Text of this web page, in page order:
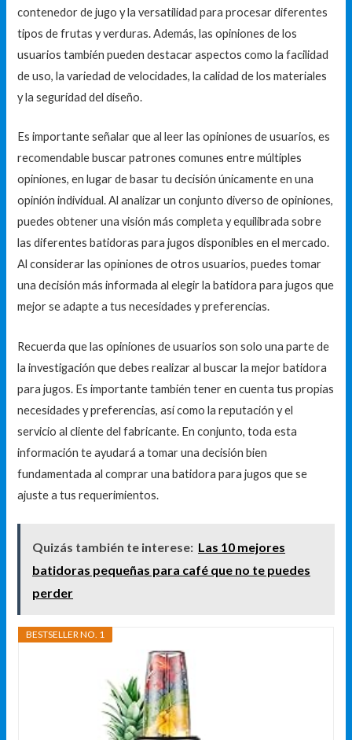
contenedor de jugo y la versatilidad para procesar diferentes
tipos de frutas y verduras. Además, las opiniones de los
usuarios también pueden destacar aspectos como la facilidad
de uso, la variedad de velocidades, la calidad de los materiales
y la seguridad del diseño.
Es importante señalar que al leer las opiniones de usuarios, es
recomendable buscar patrones comunes entre múltiples
opiniones, en lugar de basar tu decisión únicamente en una
opinión individual. Al analizar un conjunto diverso de opiniones,
puedes obtener una visión más completa y equilibrada sobre
las diferentes batidoras para jugos disponibles en el mercado.
Al considerar las opiniones de otros usuarios, puedes tomar
una decisión más informada al elegir la batidora para jugos que
mejor se adapte a tus necesidades y preferencias.
Recuerda que las opiniones de usuarios son solo una parte de
la investigación que debes realizar al buscar la mejor batidora
para jugos. Es importante también tener en cuenta tus propias
necesidades y preferencias, así como la reputación y el
servicio al cliente del fabricante. En conjunto, toda esta
información te ayudará a tomar una decisión bien
fundamentada al comprar una batidora para jugos que se
ajuste a tus requerimientos.
Quizás también te interese: Las 10 mejores
batidoras pequeñas para café que no te puedes
perder
BESTSELLER NO. 1